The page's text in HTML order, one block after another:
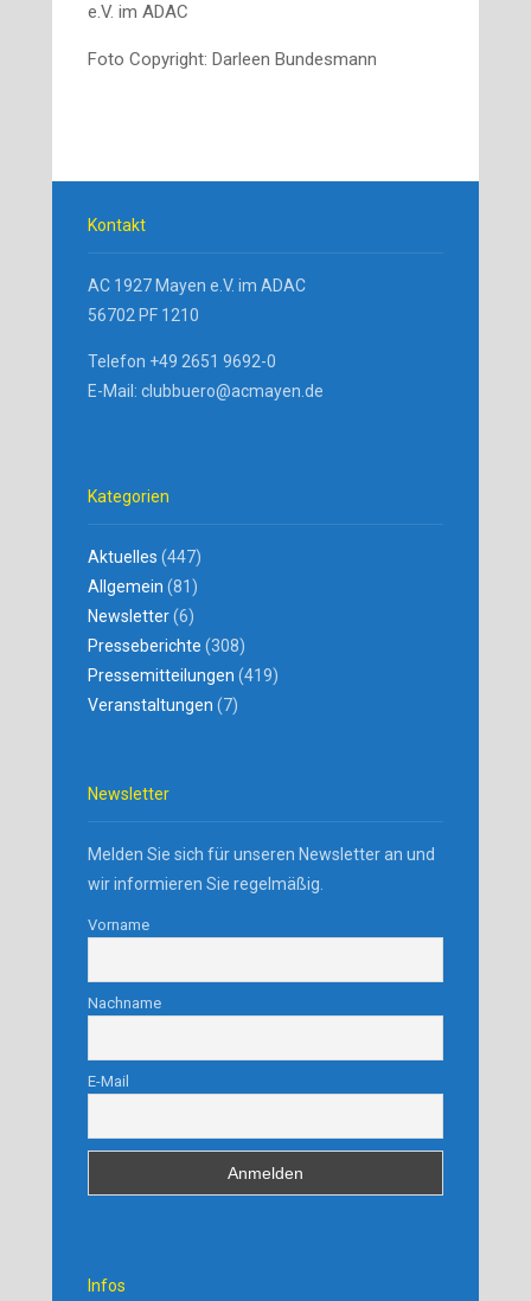
e.V. im ADAC
Foto Copyright: Darleen Bundesmann
Kontakt
AC 1927 Mayen e.V. im ADAC
56702 PF 1210
Telefon +49 2651 9692-0
E-Mail: clubbuero@acmayen.de
Kategorien
Aktuelles (447)
Allgemein (81)
Newsletter(6)
Presseberichte (308)
Pressemitteilungen (419)
Veranstaltungen (7)
Newsletter
Melden Sie sich für unseren Newsletter an und
wir informieren Sie regelmäßig.
Vorname
Nachname
E-Mail
Infos